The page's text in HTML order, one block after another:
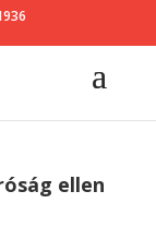
ellen